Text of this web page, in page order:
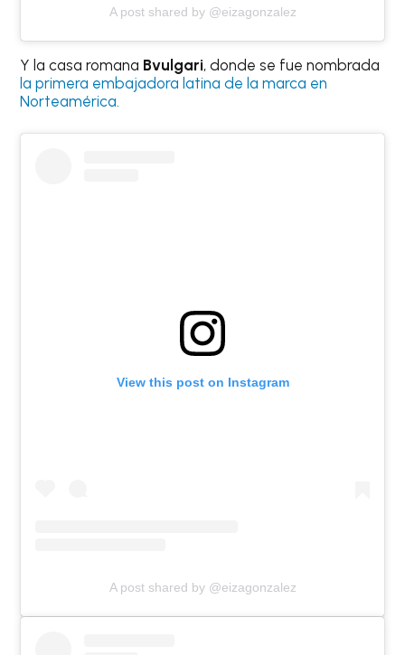
A post shared by @eizagonzalez
Y la casa romana Bvulgari, donde se fue nombrada
la primera embajadora latina de la marca en
Norteamérica.
View this post on Instagram
A post shared by @eizagonzalez